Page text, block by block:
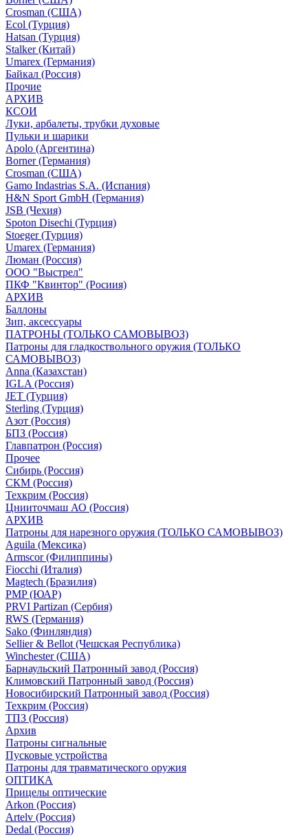
Crosman (США)
Ecol (Турция)
Hatsan (Турция)
Stalker (Китай)
Umarex (Германия)
Байкал (Россия)
Прочие
АРХИВ
КСОИ
Луки, арбалеты, трубки духовые
Пульки и шарики
Apolo (Аргентина)
Borner (Германия)
Crosman (США)
Gamo Indastrias S.A. (Испания)
H&N Sport GmbH (Германия)
JSB (Чехия)
Spoton Disechi (Турция)
Stoeger (Турция)
Umarex (Германия)
Люман (Россия)
ООО "Выстрел"
ПКФ "Квинтор" (Росиия)
АРХИВ
Баллоны
Зип, аксессуары
ПАТРОНЫ (ТОЛЬКО САМОВЫВОЗ)
Патроны для гладкоствольного оружия (ТОЛЬКО
САМОВЫВОЗ)
Anna (Казахстан)
IGLA (Россия)
JET (Турция)
Sterling (Турция)
Азот (Россия)
БПЗ (Россия)
Главпатрон (Россия)
Прочее
Сибирь (Россия)
СКМ (Россия)
Техкрим (Россия)
Цнииточмаш АО (Россия)
АРХИВ
Патроны для нарезного оружия (ТОЛЬКО САМОВЫВОЗ)
Aguila (Мексика)
Armscor (Филиппины)
Fiocchi (Италия)
Magtech (Бразилия)
PMP (ЮАР)
PRVI Partizan (Сербия)
RWS (Германия)
Sako (Финляндия)
Sellier & Bellot (Чешская Республика)
Winchester (США)
Барнаульский Патронный завод (Россия)
Климовский Патронный завод (Россия)
Новосибирский Патронный завод (Россия)
Техкрим (Россия)
ТПЗ (Россия)
Архив
Патроны сигнальные
Пусковые устройства
Патроны для травматического оружия
ОПТИКА
Прицелы оптические
Arkon (Россия)
Artelv (Россия)
Dedal (Россия)